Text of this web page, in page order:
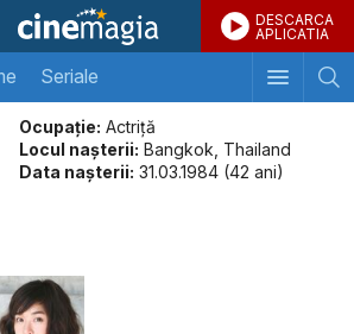
DESCARCA
APLICATIA
Seriale
Ocupație: Actriţă
Locul naşterii: Bangkok, Thailand
Data naşterii: 31.03.1984 (42 ani)